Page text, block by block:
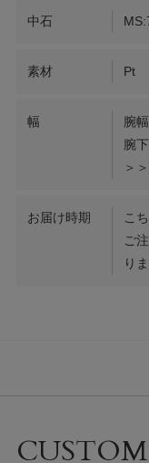
中石
素材 Pt
幅
腕
腕
＞＞
お届け時期
こ
ご
り
CUSTOM